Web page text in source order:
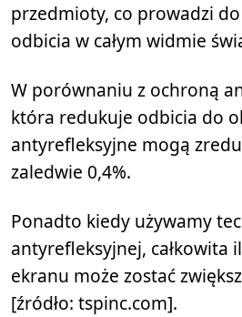
przedmioty, co prowadzi
odbicia w całym widmie
W porównaniu z ochroną
która redukuje odbicia do
antyrefleksyjne mogą
zaledwie 0,4%.
Ponadto kiedy używamy
antyrefleksyjnej, całkowita
ekranu może zostać
[źródło: tspinc.com].